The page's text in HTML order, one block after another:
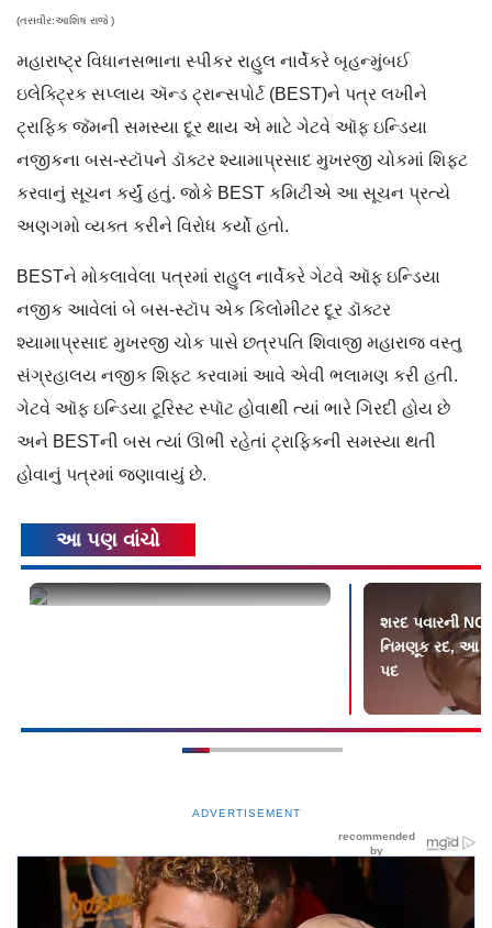
(તસવીર:આશિષ રાજે )
મહારાષ્ટ્ર વિધાનસભાના સ્પીકર રાહુલ નાર્વેકરે બૃહન્મુંબઈ
ઇલેક્ટ્રિક સપ્લાય ઍન્ડ ટ્રાન્સપોર્ટ (BEST)ને પત્ર લખીને
ટ્રાફિક જૅમની સમસ્યા દૂર થાય એ માટે ગેટવે ઑફ ઇન્ડિયા
નજીકના બસ-સ્ટૉપને ડૉક્ટર શ્યામાપ્રસાદ મુખરજી ચોકમાં શિફ્ટ
કરવાનું સૂચન કર્યું હતું. જોકે BEST કમિટીએ આ સૂચન પ્રત્યે
અણગમો વ્યક્ત કરીને વિરોધ કર્યો હતો.
BESTને મોકલાવેલા પત્રમાં રાહુલ નાર્વેકરે ગેટવે ઑફ ઇન્ડિયા
નજીક આવેલાં બે બસ-સ્ટૉપ એક કિલોમીટર દૂર ડૉક્ટર
શ્યામાપ્રસાદ મુખરજી ચોક પાસે છત્રપતિ શિવાજી મહારાજ વસ્તુ
સંગ્રહાલય નજીક શિફ્ટ કરવામાં આવે એવી ભલામણ કરી હતી.
ગેટવે ઑફ ઇન્ડિયા ટૂરિસ્ટ સ્પૉટ હોવાથી ત્યાં ભારે ગિરદી હોય છે
અને BESTની બસ ત્યાં ઊભી રહેતાં ટ્રાફિકની સમસ્યા થતી
હોવાનું પત્રમાં જણાવાયું છે.
આ પણ વાંચો
શરદ પવારની
નિમણૂક રદ, આ બે
પદ
ADVERTISEMENT